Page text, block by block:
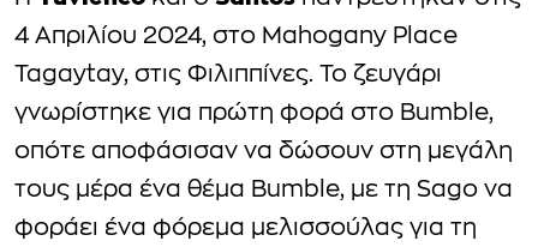
4 Απριλίου 2024, στο Mahogany Place
Tagaytay, στις Φιλιππίνες. Το ζευγάρι
γνωρίστηκε για πρώτη φορά στο Bumble,
οπότε αποφάσισαν να δώσουν στη μεγάλη
τους μέρα ένα θέμα Bumble, με τη Sago να
φοράει ένα φόρεμα μελισσούλας για τη